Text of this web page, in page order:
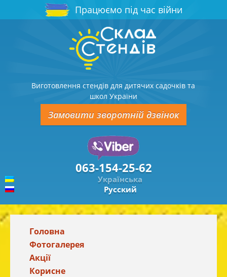
Працюємо під час війни
Виготовлення стендів для дитячих садочків та
школ України
Замовити зворотній дзвінок
063-154-25-62
Українська
Русский
Головна
Фотогалерея
Акції
Корисне